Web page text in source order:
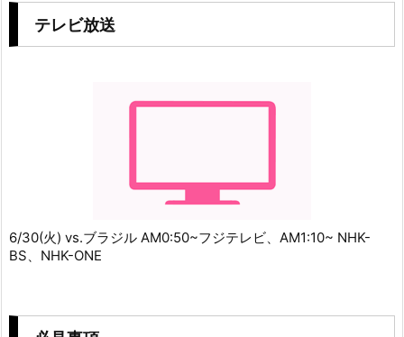
テレビ放送
6/30(火) vs.ブラジル AM0:50~フジテレビ、AM1:10~ NHK-
BS、NHK-ONE